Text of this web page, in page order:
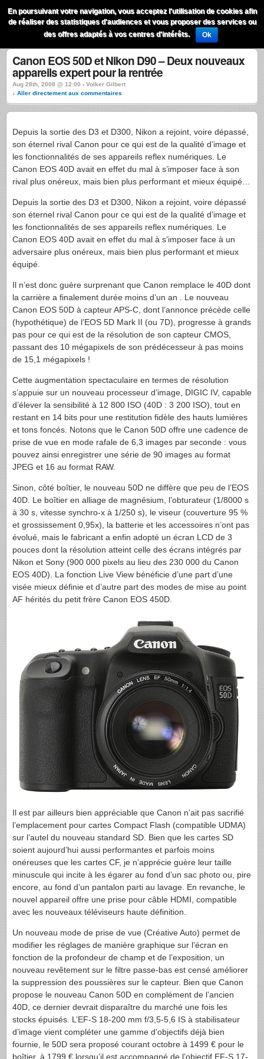
QuestionsPhoto Menu
Canon EOS 50D et Nikon D90 – Deux nouveaux
appareils expert pour la rentrée
Aug 28th, 2008 @ 12:00 › Volker Gilbert
↓ Aller directement aux commentaires
Depuis la sortie des D3 et D300, Nikon a rejoint, voire dépassé,
son éternel rival Canon pour ce qui est de la qualité d’image et
les fonctionnalités de ses appareils reflex numériques. Le
Canon EOS 40D avait en effet du mal à s’imposer face à son
rival plus onéreux, mais bien plus performant et mieux équipé…
Depuis la sortie des D3 et D300, Nikon a rejoint, voire dépassé
son éternel rival Canon pour ce qui est de la qualité d’image et
les fonctionnalités de ses appareils reflex numériques. Le
Canon EOS 40D avait en effet du mal à s’imposer face à un
adversaire plus onéreux, mais bien plus performant et mieux
équipé.
Il n’est donc guère surprenant que Canon remplace le 40D dont
la carrière a finalement durée moins d’un an . Le nouveau
Canon EOS 50D à capteurAPS-C , dont l’annonce précède celle
(hypothétique) de l’EOS 5D Mark II (ou 7D), progresse à grands
pas pour ce qui est de la résolution de son capteur CMOS
passant des 10 mégapixels de son prédécesseur à pas moins
de 15,1 mégapixels !
Cette augmentation spectaculaire en termes de résolution
s’appuie sur un nouveau processeur d’image, DIGIC IV, capable
d’élever la sensibilité à 12 800 ISO (40D : 3 200 ISO), tout en
restant en 14 bits pour une restitution fidèle des hauts lumières
et tons foncés. Notons que le Canon 50D offre une cadence de
prise de vue en mode rafale de 6,3 images par seconde : vous
pouvez ainsi enregistrer une série de 90 images au format
JPEG et 16 au format RAW.
Sinon, côté boîtier, le nouveau 50D ne diffère que peu de l’EOS
40D. Le boîtier en alliage de magnésium, l’obturateur (1/8000 s
à 30 s, vitesse synchro-x à 1/250 s), le viseur (couverture 95 %
et grossissement 0,95x), la batterie et les accessoires n’ont pas
évolué, mais le fabricant a enfin adopté un écran LCD de 3
pouces dont la résolution atteint celle des écrans intégrés par
Nikon et Sony (900 000 pixels au lieu des 230 000 du Canon
EOS 40D). La fonction Live View bénéficie d’une part d’une
visée mieux définie et d’autre part des modes de mise au point
AF hérités du petit frère Canon EOS 450D.
Il est par ailleurs bien appréciable que Canon n’ait pas sacrifié
l’emplacement pour cartes Compact Flash (compatible UDMA)
sur l’autel du nouveau standard SD. Bien que les cartes SD
soient aujourd’hui aussi performantes et parfois moins
onéreuses que les cartes CF, je n’apprécie guère leur taille
minuscule qui incite à les égarer au fond d’un sac photo ou, pire
encore, au fond d’un pantalon parti au lavage. En revanche, le
nouvel appareil offre une prise pour câble HDMI , compatible
avec les nouveaux téléviseurs haute définition.
Un nouveau mode de prise de vue (Créative Auto) permet de
modifier les réglages de manière graphique sur l’écran en
fonction de la profondeur de champ et de l’exposition, un
nouveau revêtement sur le filtre passe-bas est censé améliorer
la suppression des poussières sur le capteur. Bien que Canon
propose le nouveau Canon 50D en complément de l’ancien
40D, ce dernier devrait disparaître du marché une fois les
stocks épuisés. L’EF-S 18-200 mm f/3,5-5,6 IS à stabilisateur
d’image vient compléter une gamme d’objectifs déjà bien
fournie, le 50D sera proposé courant octobre à 1499 € pour le
boîtier, à 1799 € lorsqu’il est accompagné de l’objectif EF-S 17-
En poursuivant votre navigation, vous acceptez l'utilisation de cookies afin
de réaliser des statistiques d'audiences et vous proposer des services ou
des offres adaptés à vos centres d'intérêts.
Ok